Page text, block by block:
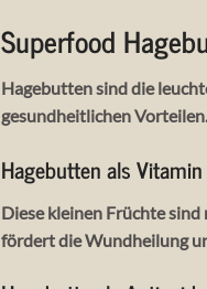
Superfood
Hagebutten sind die
gesundheitlichen Vorteilen.
Hagebutten als
Diese kleinen Früchte
fördert die Wundheilung